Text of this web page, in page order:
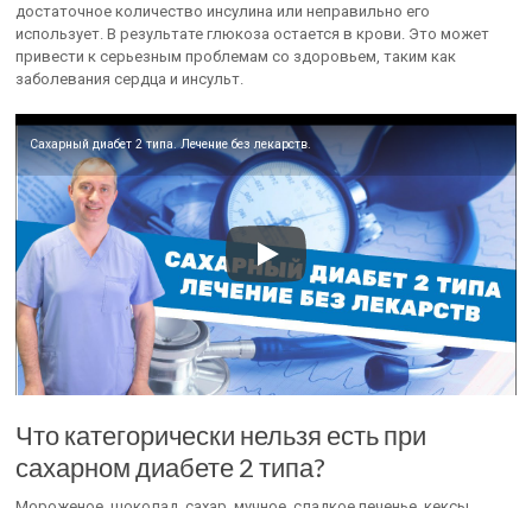
достаточное количество инсулина или неправильно его
использует. В результате глюкоза остается в крови. Это может
привести к серьезным проблемам со здоровьем, таким как
заболевания сердца и инсульт.
Сахарный диабет 2 типа. Лечение без лекарств.
Что категорически нельзя есть при
сахарном диабете 2 типа?